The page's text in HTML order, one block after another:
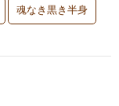
魂なき黒き半身